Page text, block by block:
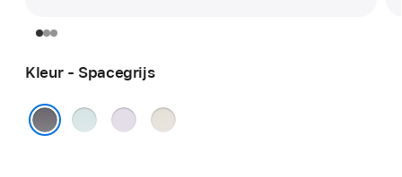
Kleur - Spacegrijs
BlauwPaars Sterrenlicht